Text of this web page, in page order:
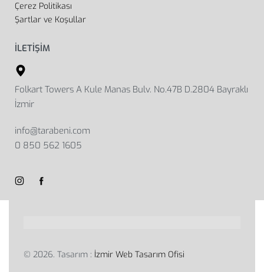
Çerez Politikası
Şartlar ve Koşullar
İLETİŞİM
Folkart Towers A Kule Manas Bulv. No.47B D.2804 Bayraklı
İzmir
info@tarabeni.com
0 850 562 1605
© 2026. Tasarım : İzmir Web Tasarım Ofisi